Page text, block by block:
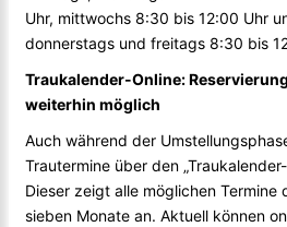
Uhr, mittwochs 8:30 bis 12:00 Uhr
donnerstags und freitags 8:30 bis
Traukalender-Online:
weiterhin möglich
Auch während der
Trautermine über den
Dieser zeigt alle möglichen Termine
sieben Monate an. Aktuell können